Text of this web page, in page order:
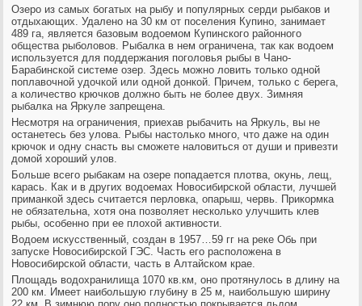
Озеро из самых богатых на рыбу и популярных серди рыбаков и
отдыхающих. Удалено на 30 км от поселения Купино, занимает
489 га, является базовым водоемом Купинского районного
общества рыболовов. Рыбалка в нем ограничена, так как водоем
используется для поддержания поголовья рыбы в Чано-
Барабинской системе озер. Здесь можно ловить только одной
поплавочной удочкой или одной донкой. Причем, только с берега,
а количество крючков должно быть не более двух. Зимняя
рыбалка на Яркуле запрещена.
Несмотря на ограничения, приехав рыбачить на Яркуль, вы не
останетесь без улова. Рыбы настолько много, что даже на один
крючок и одну снасть вы сможете наловиться от души и привезти
домой хороший улов.
Больше всего рыбакам на озере попадается плотва, окунь, лещ,
карась. Как и в других водоемах Новосибирской области, лучшей
приманкой здесь считается перловка, опарыш, червь. Прикормка
не обязательна, хотя она позволяет несколько улучшить клев
рыбы, особенно при ее плохой активности.
Водоем искусственный, создан в 1957…59 гг на реке Обь при
запуске Новосибирской ГЭС. Часть его расположена в
Новосибирской области, часть в Алтайском крае.
Площадь водохранилища 1070 кв.км, оно протянулось в длину на
200 км. Имеет наибольшую глубину в 25 м, наибольшую ширину